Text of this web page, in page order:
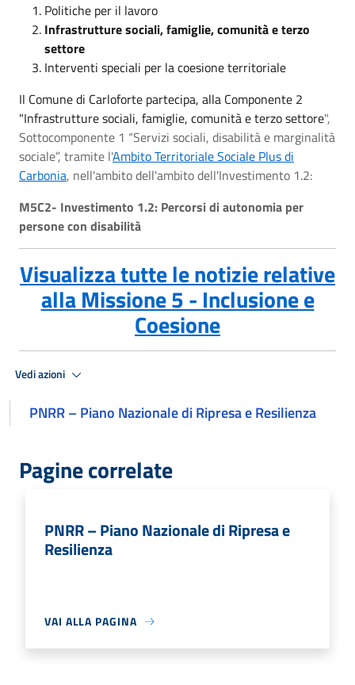
Politiche per il lavoro
Infrastrutture sociali, famiglie, comunità e terzo
settore
Interventi speciali per la coesione territoriale
Il Comune di Carloforte partecipa, alla Componente 2
"Infrastrutture sociali, famiglie, comunità e terzo settore",
Sottocomponente 1 “Servizi sociali, disabilità e marginalità
sociale”, tramite l'Ambito Territoriale Sociale Plus di
Carbonia, nell'ambito dell'ambito dell'Investimento 1.2:
M5C2- Investimento 1.2: Percorsi di autonomia per
persone con disabilità
Visualizza tutte le notizie relative
alla Missione 5 - Inclusione e
Coesione
Vedi azioni
PNRR – Piano Nazionale di Ripresa e Resilienza
Pagine correlate
PNRR – Piano Nazionale di Ripresa e
Resilienza
VAI ALLA PAGINA